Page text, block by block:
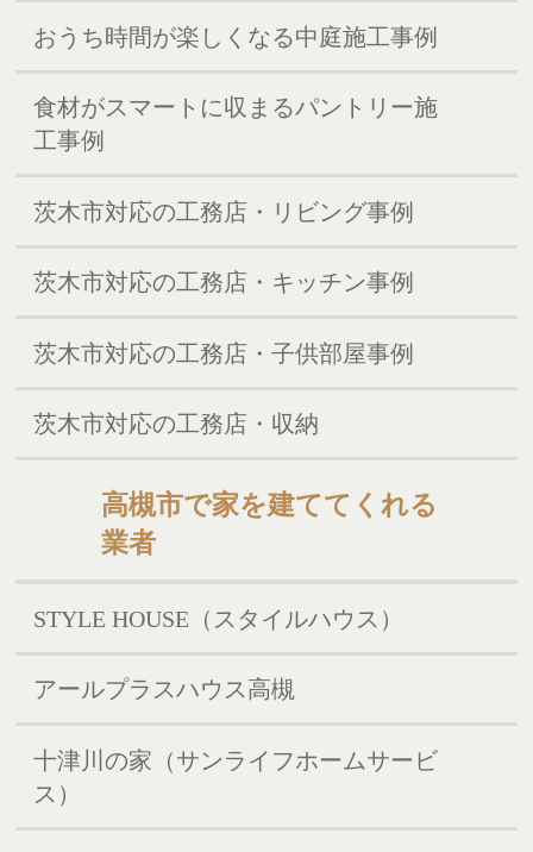
おうち時間が楽しくなる中庭施工事例
食材がスマートに収まるパントリー施
工事例
茨木市対応の工務店・リビング事例
茨木市対応の工務店・キッチン事例
茨木市対応の工務店・子供部屋事例
茨木市対応の工務店・収納
高槻市で家を建ててくれる
業者
STYLE HOUSE（スタイルハウス）
アールプラスハウス高槻
十津川の家（サンライフホームサービ
ス）